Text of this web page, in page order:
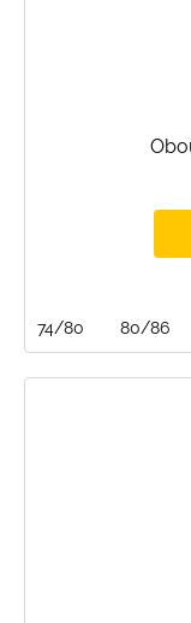
74/80 80/86